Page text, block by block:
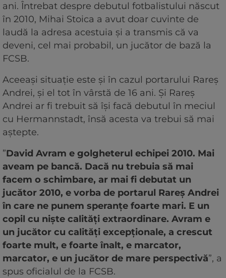
ani. Întrebat despre debutul fotbalistului născut
în 2010, Mihai Stoica a avut doar cuvinte de
laudă la adresa acestuia și a transmis că va
deveni, cel mai probabil, un jucător de bază la
FCSB.
Aceeași situație este și în cazul portarului Rareș
Andrei, și el tot în vârstă de 16 ani. Și Rareș
Andrei ar fi trebuit să își facă debutul în meciul
cu Hermannstadt, însă acesta va trebui să mai
aștepte.
”David Avram e golgheterul echipei 2010. Mai
aveam pe bancă. Dacă nu trebuia să mai
facem o schimbare, ar mai fi debutat un
jucător 2010, e vorba de portarul Rareș Andrei
în care ne punem speranțe foarte mari. E un
copil cu niște calități extraordinare. Avram e
un jucător cu calități excepționale, a crescut
foarte mult, e foarte înalt, e marcator,
marcator, e un jucător de mare perspectivă”, a
spus oficialul de la FCSB.